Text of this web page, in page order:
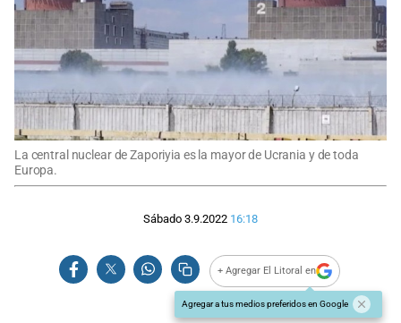
La central nuclear de Zaporiyia es la mayor de Ucrania y de toda
Europa.
Sábado 3.9.2022 16:18
+ Agregar El Litoral en
Agregar a tus medios preferidos en Google